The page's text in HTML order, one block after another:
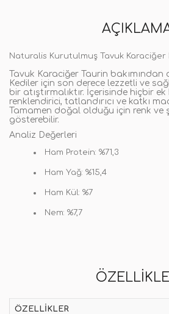
Naturalis Kurutulmuş Tavuk Karaciğer
Tavuk Karaciğer Taurin
Kediler için son derece lezzetli ve
bir atıştırmalıktır. İçerisinde hiçbir
renklendirici, tatlandırıcı ve katkı
Tamamen doğal olduğu için renk ve
gösterebilir.
Analiz Değerleri
Ham Protein: %71,3
Ham Yağ: %15,4
Ham Kül: %7
Nem: %7,7
ÖZELLIKLER